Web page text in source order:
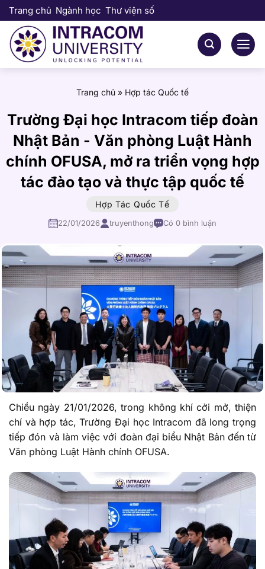
Bỏ
qua
nội
dung
Trang chủ Ngành học Thư viện số
Trang chủ » Hợp tác Quốc tế
Trường Đại học Intracom tiếp đoàn
Nhật Bản - Văn phòng Luật Hành
chính OFUSA, mở ra triển vọng hợp
tác đào tạo và thực tập quốc tế
Hợp Tác Quốc Tế
22/01/2026 truyenthong Có 0 bình luận
Chiều ngày 21/01/2026, trong không khí cởi mở, thiện
chí và hợp tác, Trường Đại học Intracom đã long trọng
tiếp đón và làm việc với đoàn đại biểu Nhật Bản đến từ
Văn phòng Luật Hành chính OFUSA.